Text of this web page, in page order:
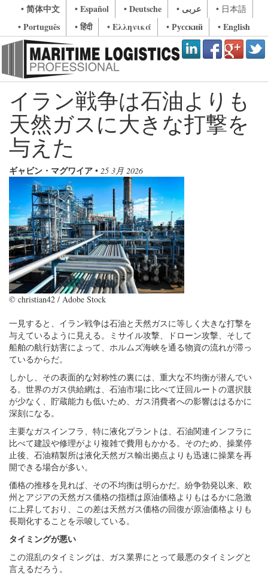
• 简体中文 • Español • Deutsche • عربى • 日本語
• Português • हिंदी • Ελληνικά • Русский • English
イラン戦争は石油よりも
天然ガスに大きな打撃を
与えた
ギャビン・マグワイア • 25 3月 2026
© christian42 / Adobe Stock
一見すると、イラン戦争は石油と天然ガスに等しく大きな打撃を
与えているように見える。ミサイル攻撃、ドローン攻撃、そして
船舶の航行妨害によって、ホルムズ海峡を通る物資の流れが滞っ
ているからだ。
しかし、その表面的な対称性の裏には、重大な不均衡が潜んでい
る。世界のガス供給網は、石油市場に比べて迂回ルートの選択肢
が少なく、貯蔵能力も低いため、ガス消費者への影響ははるかに
深刻になる。
主要なガスインフラ、特に液化プラントは、石油関連インフラに
比べて建設や修理がより複雑で費用もかかる。そのため、操業停
止後、石油精製所は液化天然ガス輸出拠点よりも迅速に操業を再
開できる場合が多い。
価格の推移を見れば、その不均衡は明らかだ。紛争勃発以来、欧
州とアジアの天然ガス価格の指標は原油価格よりもはるかに急激
に上昇しており、この差は天然ガス価格の回復が原油価格よりも
長期化することを示唆している。
タイミングが悪い
この混乱のタイミングは、ガス業界にとって最悪のタイミングと
言えるだろう。